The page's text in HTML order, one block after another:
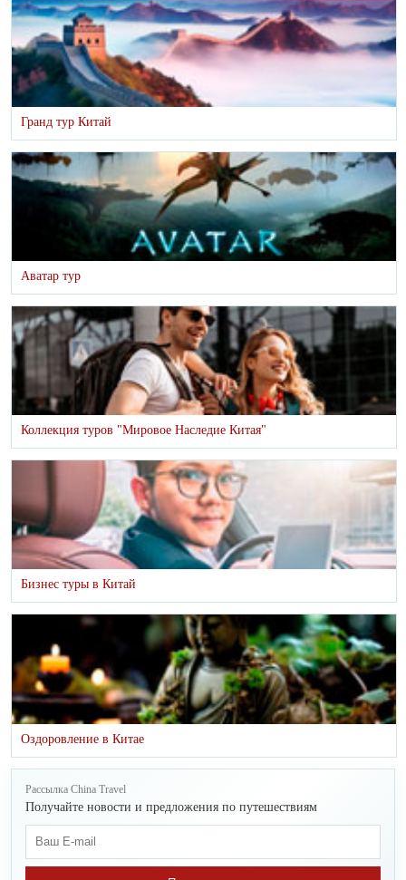
Гранд тур Китай
Аватар тур
Коллекция туров "Мировое Наследие Китая"
Бизнес туры в Китай
Оздоровление в Китае
Рассылка China Travel
Получайте новости и предложения по путешествиям